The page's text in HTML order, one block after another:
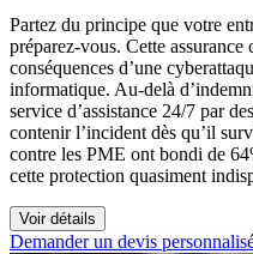
Partez du principe que votre
préparez-vous. Cette assurance
conséquences d’une
informatique. Au-delà
service d’assistance 24/7 par
contenir l’incident dès qu’il
contre les PME ont bondi de
cette protection quasiment
Voir détails
Demander un devis